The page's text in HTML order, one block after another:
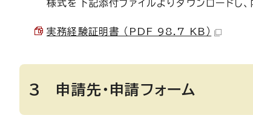
様式を下記添付ファイルよりダウンロードし
実務経験証明書 （PDF 98.7 KB）
3 申請先・申請フォーム